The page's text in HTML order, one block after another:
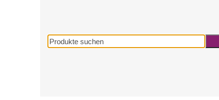
Produkte
suchen